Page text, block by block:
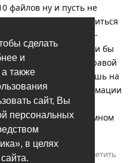
сделать
и
также
сайт, Вы
персональных
в целях
файлов ну и пусть не
дублях это становиться
пожалуйста -
все так то не могли бы
изменения ширины правой
растягиваешь на
отображаемой информации
становятся, а
неизменно при огромном
уделенное внимание.
Ответить